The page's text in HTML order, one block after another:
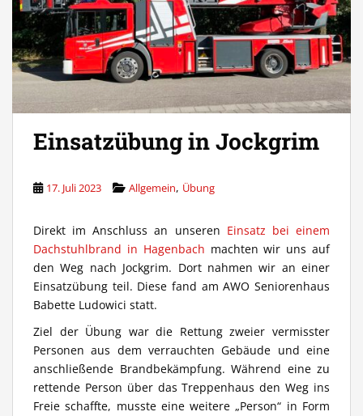
Einsatzübung in Jockgrim
17. Juli 2023 Allgemein, Übung
Direkt im Anschluss an unseren Einsatz bei einem
Dachstuhlbrand in Hagenbach machten wir uns auf
den Weg nach Jockgrim. Dort nahmen wir an einer
Einsatzübung teil. Diese fand am AWO Seniorenhaus
Babette Ludowici statt.
Ziel der Übung war die Rettung zweier vermisster
Personen aus dem verrauchten Gebäude und eine
anschließende Brandbekämpfung. Während eine zu
rettende Person über das Treppenhaus den Weg ins
Freie schaffte, musste eine weitere „Person“ in Form